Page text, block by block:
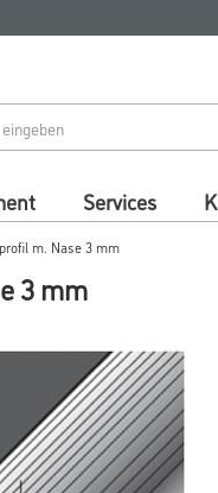
Services
m. Nase 3 mm
3 mm